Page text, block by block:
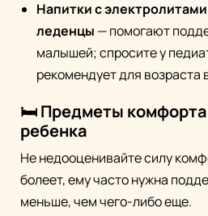
Напитки с
леденцы — помогают
малышей; спросите у
рекомендует для возраста
🛏️ Предметы
ребенка
Не недооценивайте силу
болеет, ему часто нужна
меньше, чем чего-либо еще.